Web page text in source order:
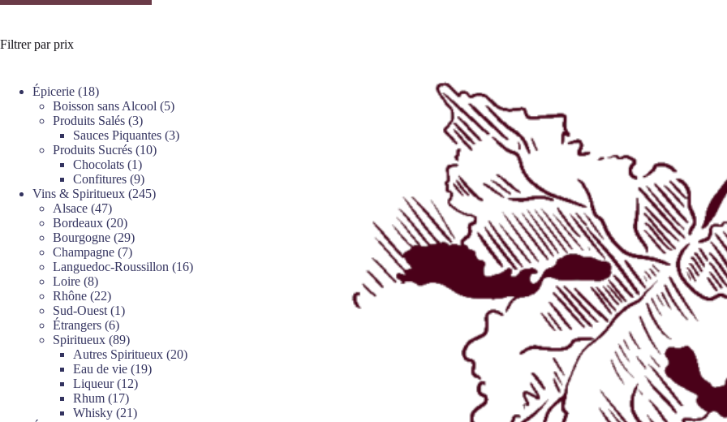
Filtrer par prix
Épicerie 1818
produits
Boisson sans Alcool 55
Produits Salés 33
produits
Sauces Piquantes 33
Produits Sucrés 1010
Chocolats 11
produit
Confitures 99
produits
Vins & Spiritueux 245245
Alsace 4747
produits
Bordeaux 2020
produits
Bourgogne 2929
produits
Champagne 77
produits
Languedoc-Roussillon 1616
Loire 88
produits
Rhône 2222
produits
Sud-Ouest 11
Étrangers 66
produits
Spiritueux 8989
produits
Autres Spiritueux 2020
Eau de vie 1919
Liqueur 1212
Rhum 1717
produits
Whisky 2121